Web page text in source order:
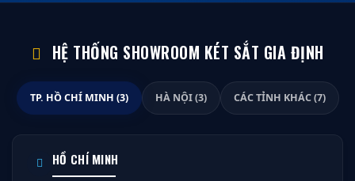
HỆ THỐNG SHOWROOM KÉT SẮT GIA ĐỊNH
TP. HỒ CHÍ MINH (3) HÀ NỘI (3) CÁC TỈNH KHÁC (7)
HỒ CHÍ MINH